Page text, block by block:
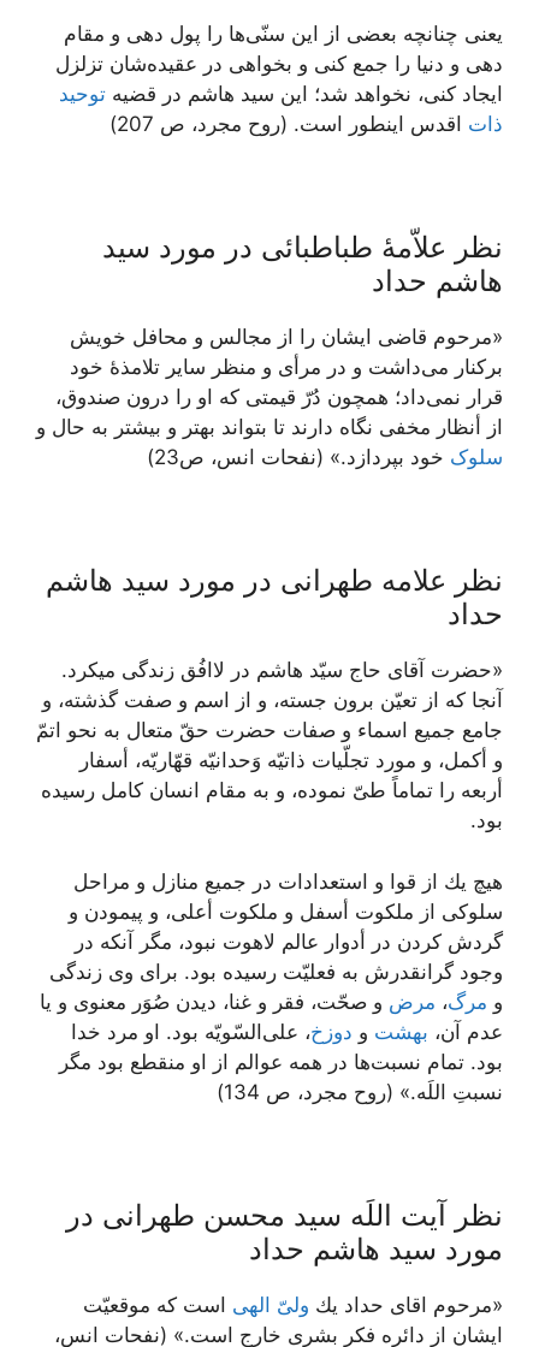
يعنى چنانچه بعضى از اين سنّی‌ها را پول دهى و مقام
دهى و دنيا را جمع كنى و بخواهى در عقيده‌‏شان تزلزل
ايجاد كنى، نخواهد شد؛ اين سيد هاشم در قضيه توحيد
ذات اقدس اين‏طور است. (روح مجرد، ص 207)
نظر علاّمۀ طباطبائی در مورد سید
هاشم حداد
«مرحوم قاضی ایشان را از مجالس و محافل خویش
برکنار می‌داشت و در مرأی و منظر سایر تلامذۀ خود
قرار نمی‌داد؛ همچون دُرّ قیمتی که او را درون صندوق،
از أنظار مخفی نگاه دارند تا بتواند بهتر و بیشتر به حال و
سلوک خود بپردازد.» (نفحات انس، ص23)
نظر علامه طهرانی در مورد سید هاشم
حداد
«حضرت آقاى حاج سيّد هاشم در لاافُق زندگى ميكرد.
آنجا كه از تعيّن برون جسته، و از اسم و صفت گذشته، و
جامع جميع اسماء و صفات حضرت حقّ متعال به نحو اتمّ
و أكمل، و مورد تجلّيات ذاتيّه وَحدانيّه قهّاريّه، أسفار
أربعه را تماماً طىّ نموده، و به مقام انسان كامل رسيده
بود.
هيچ يك از قوا و استعدادات در جميع منازل و مراحل
سلوكى از ملكوت أسفل و ملكوت أعلى، و پيمودن و
گردش كردن در أدوار عالم لاهوت نبود، مگر آنكه در
وجود گرانقدرش به فعليّت رسيده بود. براى وى زندگى
و مرگ، مرض و صحّت، فقر و غنا، ديدن صُوَر معنوى و يا
عدم آن، بهشت و دوزخ، على‌السّويّه بود. او مرد خدا
بود. تمام نسبت‌ها در همه عوالم از او منقطع بود مگر
نسبتِ اللَه.» (روح مجرد، ص 134)
نظر آیت اللَه سید محسن طهرانی در
مورد سید هاشم حداد
«مرحوم اقای حداد يك ولىّ الهى است كه موقعيّت
ايشان از دائره فكر بشرى خارج است.» (نفحات انس،